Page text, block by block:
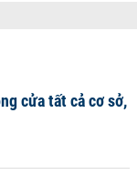
cửa tất cả cơ sở,